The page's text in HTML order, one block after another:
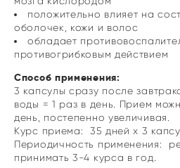
положительно влияет на
оболочек, кожи и волос
обладает
противогрибковым действием
Способ применения:
3 капсулы сразу после
воды = 1 раз в день. Прием
день, постепенно увеличивая.
Курс приема: 35 дней х 3
Периодичность применения:
принимать 3-4 курса в год.